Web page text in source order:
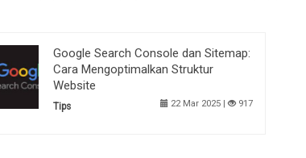
Google Search Console dan Sitemap:
Cara Mengoptimalkan Struktur
Website
Tips 22 Mar 2025 | 917